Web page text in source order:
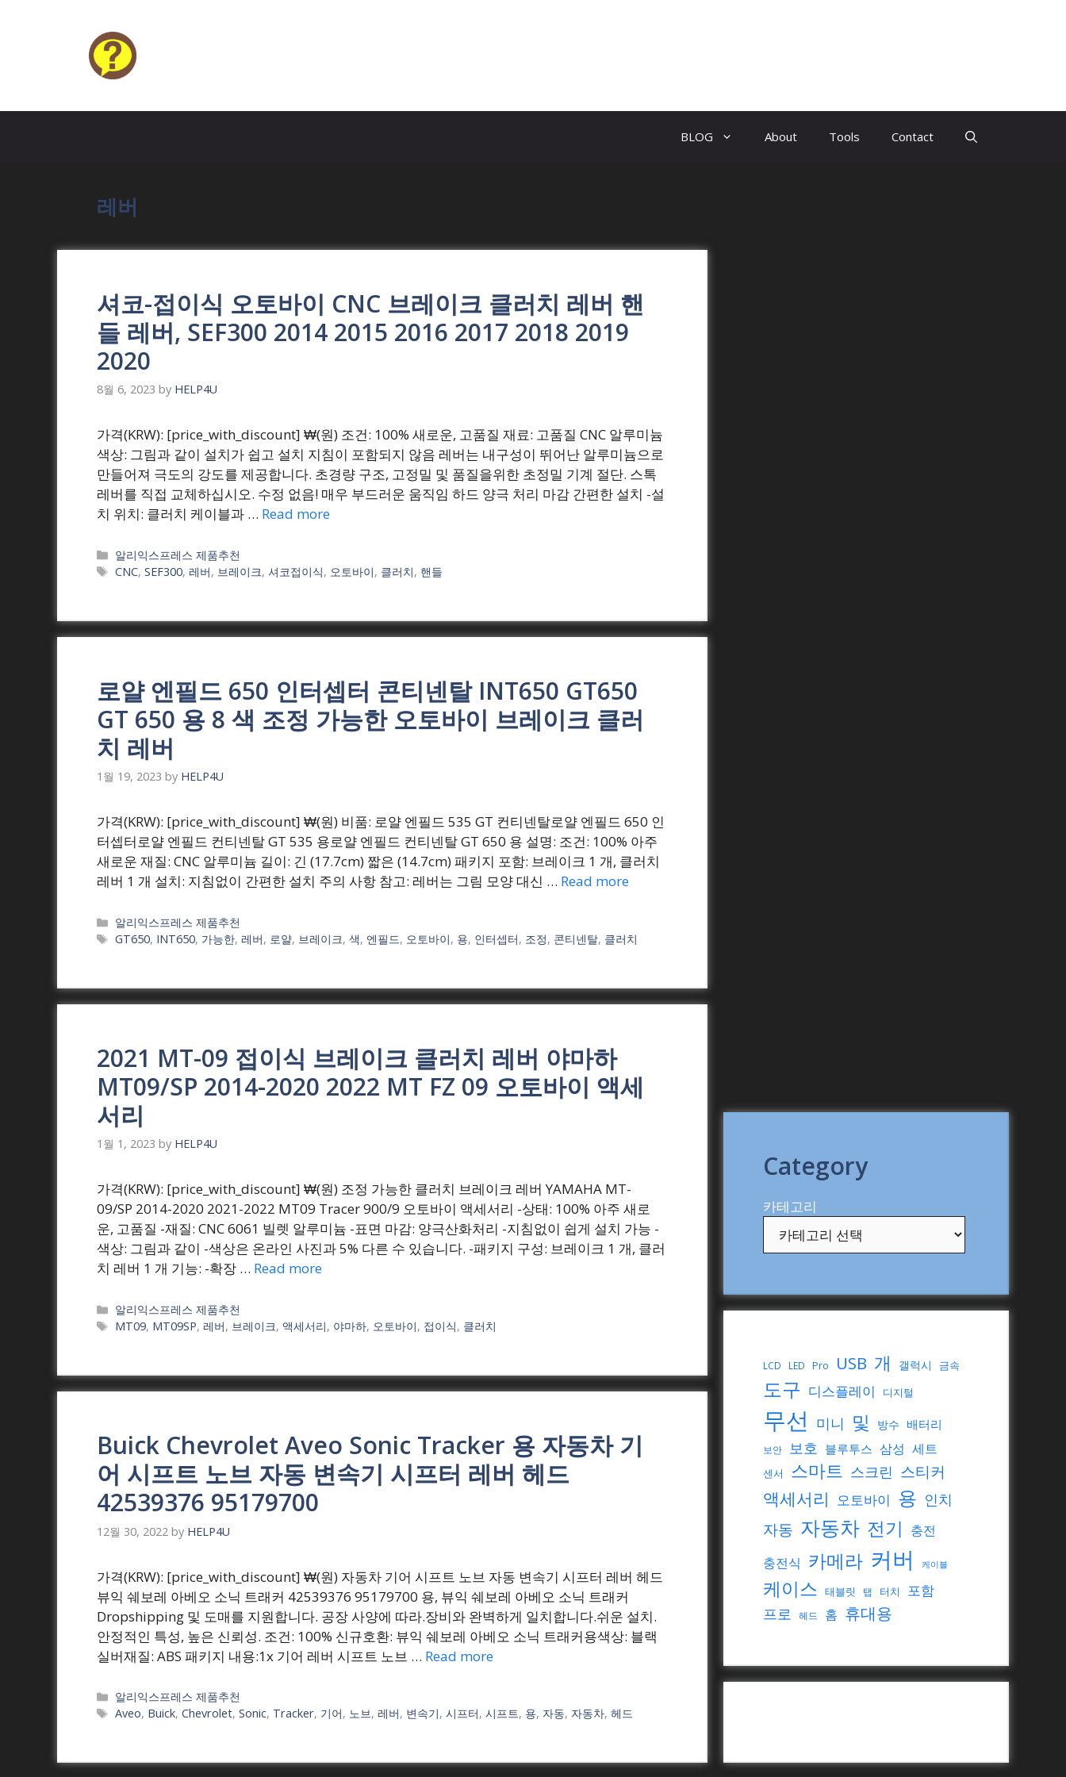
BLOG About Tools Contact
레버
셔코-접이식 오토바이 CNC 브레이크 클러치 레버 핸
들 레버, SEF300 2014 2015 2016 2017 2018 2019
2020
8월 6, 2023 by HELP4U
가격(KRW): [price_with_discount] ₩(원) 조건: 100% 새로운, 고품질 재료: 고품질 CNC 알루미늄
색상: 그림과 같이 설치가 쉽고 설치 지침이 포함되지 않음 레버는 내구성이 뛰어난 알루미늄으로
만들어져 극도의 강도를 제공합니다. 초경량 구조, 고정밀 및 품질을위한 초정밀 기계 절단. 스톡
레버를 직접 교체하십시오. 수정 없음! 매우 부드러운 움직임 하드 양극 처리 마감 간편한 설치 -설
치 위치: 클러치 케이블과 … Read more
Categories
알리익스프레스 제품추천
Tags
CNC,SEF300,레버, 브레이크,셔코접이식, 오토바이, 클러치, 핸들
로얄 엔필드 650 인터셉터 콘티넨탈 INT650 GT650
GT 650 용 8 색 조정 가능한 오토바이 브레이크 클러
치 레버
1월 19, 2023 by HELP4U
가격(KRW): [price_with_discount] ₩(원) 비품: 로얄 엔필드 535 GT 컨티넨탈로얄 엔필드 650 인
터셉터로얄 엔필드 컨티넨탈 GT 535 용로얄 엔필드 컨티넨탈 GT 650 용 설명: 조건: 100% 아주
새로운 재질: CNC 알루미늄 길이: 긴 (17.7cm) 짧은 (14.7cm) 패키지 포함: 브레이크 1 개, 클러치
레버 1 개 설치: 지침없이 간편한 설치 주의 사항 참고: 레버는 그림 모양 대신 … Read more
Categories
알리익스프레스 제품추천
Tags
GT650, INT650, 가능한,레버, 로얄, 브레이크,색, 엔필드, 오토바이, 용, 인터셉터, 조정, 콘티넨탈, 클러치
2021 MT-09 접이식 브레이크 클러치 레버 야마하
MT09/SP 2014-2020 2022 MT FZ 09 오토바이 액세
서리
1월 1, 2023 by HELP4U
가격(KRW): [price_with_discount] ₩(원) 조정 가능한 클러치 브레이크 레버 YAMAHA MT-
09/SP 2014-2020 2021-2022 MT09 Tracer 900/9 오토바이 액세서리 -상태: 100% 아주 새로
운, 고품질 -재질: CNC 6061 빌렛 알루미늄 -표면 마감: 양극산화처리 -지침없이 쉽게 설치 가능 -
색상: 그림과 같이 -색상은 온라인 사진과 5% 다른 수 있습니다. -패키지 구성: 브레이크 1 개, 클러
치 레버 1 개 기능: -확장 … Read more
Categories
알리익스프레스 제품추천
Tags
MT09, MT09SP,레버, 브레이크, 액세서리, 야마하, 오토바이, 접이식, 클러치
Buick Chevrolet Aveo Sonic Tracker 용 자동차 기
어 시프트 노브 자동 변속기 시프터 레버 헤드
42539376 95179700
12월 30, 2022 by HELP4U
가격(KRW): [price_with_discount] ₩(원) 자동차 기어 시프트 노브 자동 변속기 시프터 레버 헤드
뷰익 쉐보레 아베오 소닉 트래커 42539376 95179700 용, 뷰익 쉐보레 아베오 소닉 트래커
Dropshipping 및 도매를 지원합니다. 공장 사양에 따라.장비와 완벽하게 일치합니다.쉬운 설치.
안정적인 특성, 높은 신뢰성. 조건: 100% 신규호환: 뷰익 쉐보레 아베오 소닉 트래커용색상: 블랙
실버재질: ABS 패키지 내용:1x 기어 레버 시프트 노브 … Read more
Categories
알리익스프레스 제품추천
Tags
Aveo, Buick,Chevrolet,Sonic, Tracker, 기어, 노브,레버, 변속기,시프터,시프트, 용, 자동, 자동차,헤드
Category
카테고리
LCD LED Pro USB 개 갤럭시 금속
도구 디스플레이 디지털
무선 미니 및 방수 배터리
보안 보호 블루투스 삼성 세트
센서 스마트 스크린 스티커
액세서리 오토바이 용 인치
자동 자동차 전기 충전
충전식 카메라 커버 케이블
케이스 태블릿 탭 터치 포함
프로 헤드 홈 휴대용